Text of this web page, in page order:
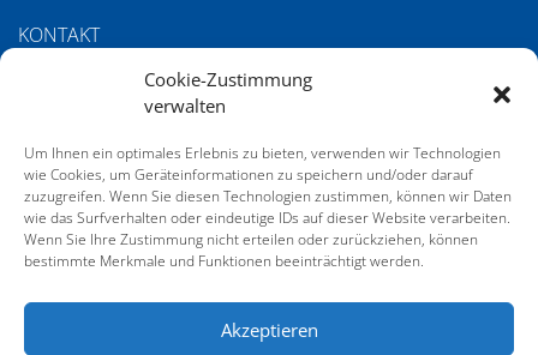
Cookie-Zustimmung
verwalten
Um Ihnen ein optimales Erlebnis zu bieten, verwenden wir Technologien
wie Cookies, um Geräteinformationen zu speichern und/oder darauf
zuzugreifen. Wenn Sie diesen Technologien zustimmen, können wir Daten
wie das Surfverhalten oder eindeutige IDs auf dieser Website verarbeiten.
Wenn Sie Ihre Zustimmung nicht erteilen oder zurückziehen, können
bestimmte Merkmale und Funktionen beeinträchtigt werden.
Akzeptieren
KONTAKT
DATENSCHUTZERKLÄRUNG
COOKIE-RICHTLINIE (EU)
AGB
GALERIE VOM 21. DEUTSCHEN SACHVERSTÄNDIGENTAG